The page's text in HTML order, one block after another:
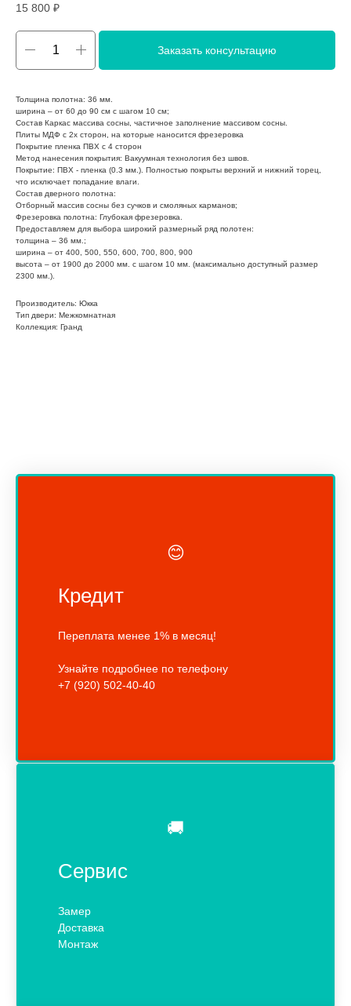
15 800 ₽
Заказать консультацию
Толщина полотна: 36 мм.
ширина – от 60 до 90 см с шагом 10 см;
Состав Каркас массива сосны, частичное заполнение массивом сосны.
Плиты МДФ с 2х сторон, на которые наносится фрезеровка
Покрытие пленка ПВХ с 4 сторон
Метод нанесения покрытия: Вакуумная технология без швов.
Покрытие: ПВХ - пленка (0.3 мм.). Полностью покрыты верхний и нижний торец,
что исключает попадание влаги.
Состав дверного полотна:
Отборный массив сосны без сучков и смоляных карманов;
Фрезеровка полотна: Глубокая фрезеровка.
Предоставляем для выбора широкий размерный ряд полотен:
толщина – 36 мм.;
ширина – от 400, 500, 550, 600, 700, 800, 900
высота – от 1900 до 2000 мм. с шагом 10 мм. (максимально доступный размер
2300 мм.).
Производитель: Юкка
Тип двери: Межкомнатная
Коллекция: Гранд
😊
Кредит
Переплата менее 1% в месяц!
Узнайте подробнее по телефону
+7 (920) 502-40-40
🚚
Сервис
Замер
Доставка
Монтаж